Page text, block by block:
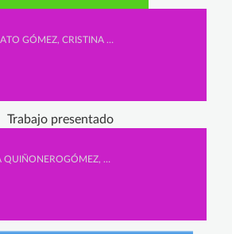
Secundaria, JORGE SATO GÓMEZ, CRISTINA MALO ESCUDERO y JIMENA GIL VEGA
Secundaria, CLAUDIA QUIÑONEROGÓMEZ, MACARENA CANO CALDERÓN y SOFÍA GONZÁLEZ OLMEDO